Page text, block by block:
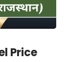
Price